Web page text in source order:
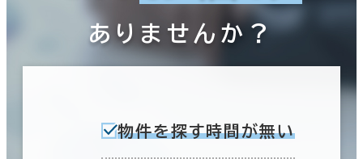
ありませんか？
物件を探す時間が無い